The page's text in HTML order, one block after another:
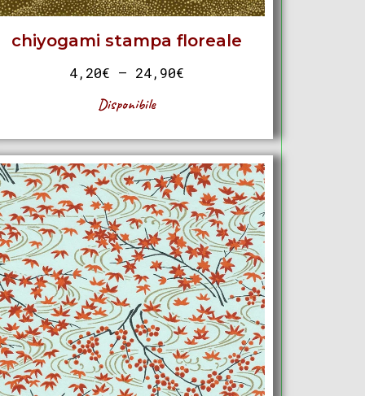
chiyogami stampa floreale
4,20€ – 24,90€
Disponibile